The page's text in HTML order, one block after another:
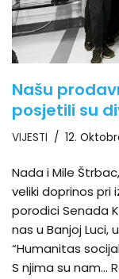
Našu
posjetili su
VIJESTI 12.
Nada i Mile
veliki doprinos pri
porodici Senada
nas u Banjoj
“Humanitas
S njima su nam…